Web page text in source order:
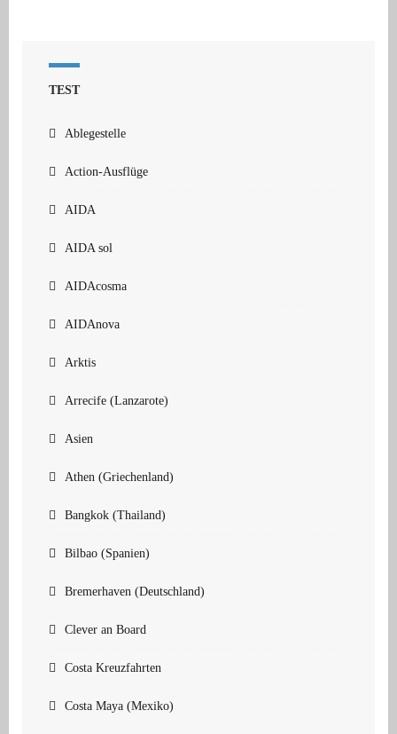
TEST
Ablegestelle
Action-Ausflüge
AIDA
AIDA sol
AIDAcosma
AIDAnova
Arktis
Arrecife (Lanzarote)
Asien
Athen (Griechenland)
Bangkok (Thailand)
Bilbao (Spanien)
Bremerhaven (Deutschland)
Clever an Board
Costa Kreuzfahrten
Costa Maya (Mexiko)